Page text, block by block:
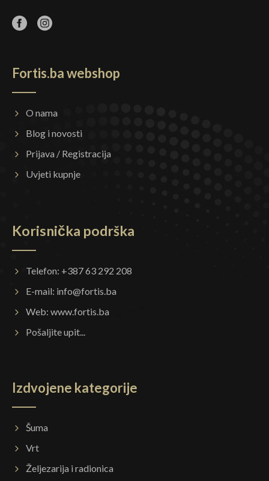
Fortis.ba webshop
O nama
Blog i novosti
Prijava / Registracija
Uvjeti kupnje
Korisnička podrška
Telefon: +387 63 292 208
E-mail: info@fortis.ba
Web: www.fortis.ba
Pošaljite upit...
Izdvojene kategorije
Šuma
Vrt
Željezarija i radionica